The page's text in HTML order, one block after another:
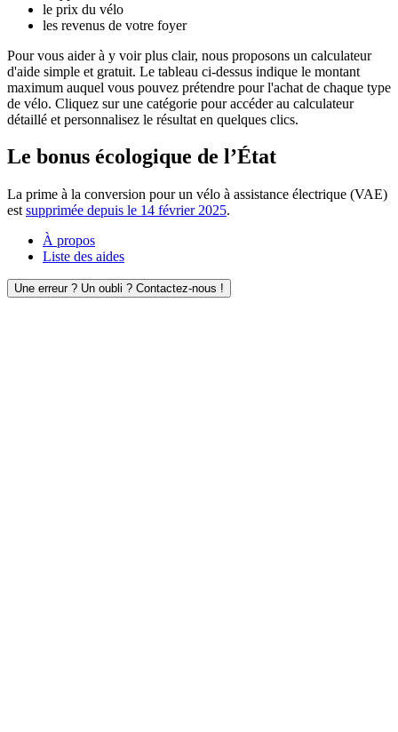
le prix du vélo
les revenus de votre foyer
Pour vous aider à y voir plus clair, nous proposons un calculateur
d'aide simple et gratuit. Le tableau ci-dessus indique le montant
maximum auquel vous pouvez prétendre pour l'achat de chaque type
de vélo. Cliquez sur une catégorie pour accéder au calculateur
détaillé et personnalisez le résultat en quelques clics.
Le bonus écologique de l’État
La prime à la conversion pour un vélo à assistance électrique (VAE)
est supprimée depuis le 14 février 2025.
À propos
Liste des aides
Une erreur ? Un oubli ? Contactez-nous !